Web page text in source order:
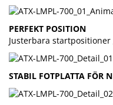
PERFEKT POSITION
Justerbara
STABIL FOTPLATTA FÖR